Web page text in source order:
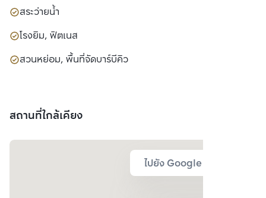
สระว่ายน้ำ
โรงยิม, ฟิตเนส
สวนหย่อม, พื้นที่จัดบาร์บีคิว
สถานที่ใกล้เคียง
ไปยัง Google Map